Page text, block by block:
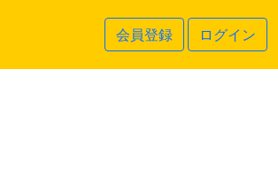
会員登録 ログイン